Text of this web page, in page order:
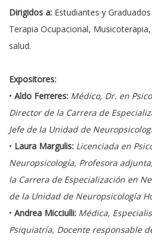
Dirigidos a: Estudiantes y
Terapia Ocupacional,
salud.
Expositores:
• Aldo Ferreres: Médico, Dr. en
Director de la Carrera de
Jefe de la Unidad de
• Laura Margulis: Licenciada en
Neuropsicología, Profesora
la Carrera de Especialización en
de la Unidad de Neuropsicología
• Andrea Micciulli: Médica,
Psiquiatría, Docente responsable